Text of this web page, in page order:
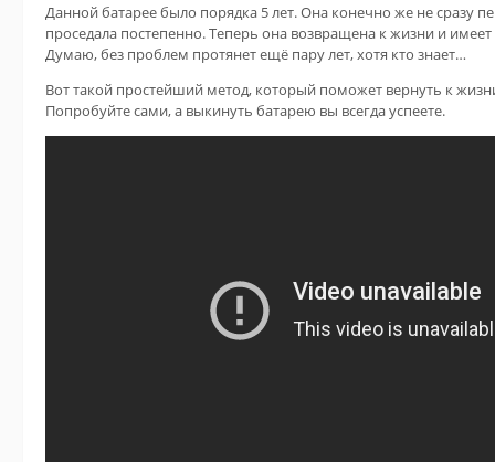
Данной батарее было порядка 5 лет. Она конечно же не сразу
проседала постепенно. Теперь она возвращена к жизни и
Думаю, без проблем протянет ещё пару лет, хотя кто знает…
Вот такой простейший метод, который поможет вернуть к
Попробуйте сами, а выкинуть батарею вы всегда успеете.